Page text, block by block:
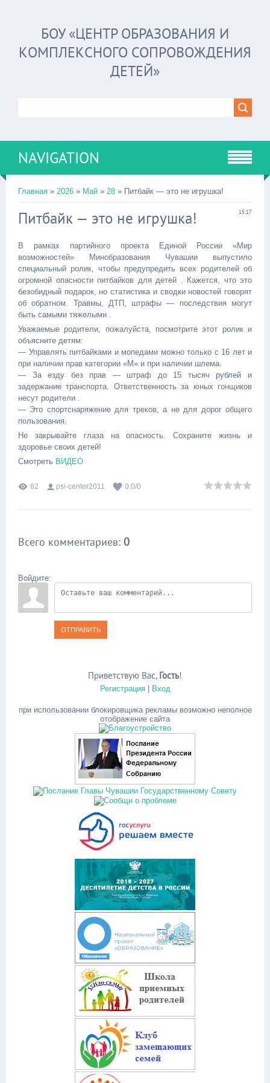
БОУ «ЦЕНТР ОБРАЗОВАНИЯ И
КОМПЛЕКСНОГО СОПРОВОЖДЕНИЯ
ДЕТЕЙ»
NAVIGATION
Главная » 2026 » Май » 28 » Питбайк — это не игрушка!
15:17
Питбайк — это не игрушка!
В рамках партийного проекта Единой России «Мир
возможностей» Минобразования Чувашии выпустило
специальный ролик, чтобы предупредить всех родителей об
огромной опасности питбайков для детей . Кажется, что это
безобидный подарок, но статистика и сводки новостей говорят
об обратном. Травмы, ДТП, штрафы — последствия могут
быть самыми тяжелыми .
Уважаемые родители, пожалуйста, посмотрите этот ролик и
объясните детям:
— Управлять питбайками и мопедами можно только с 16 лет и
при наличии прав категории «М» и при наличии шлема.
— За езду без прав — штраф до 15 тысяч рублей и
задержание транспорта. Ответственность за юных гонщиков
несут родители .
— Это спортснаряжение для треков, а не для дорог общего
пользования.
Не закрывайте глаза на опасность. Сохраните жизнь и
здоровье своих детей!
Смотреть ВИДЕО
62 psi-center2011 0.0/0
Всего комментариев: 0
Войдите:
ОТПРАВИТЬ
Приветствую Вас, Гость!
Регистрация| Вход
при использовании блокировщика рекламы возможно неполное
отображение сайта